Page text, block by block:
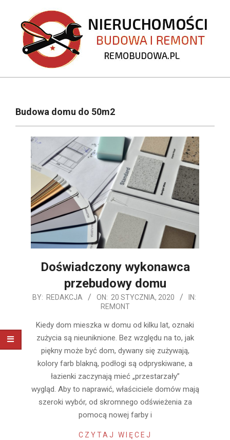
content
REMOBUDOWA.PL
NavigationBudowa domu do 50m2
Doświadczony wykonawca
przebudowy domu
2020-
20
BY: REDAKCJA ON: 20 STYCZNIA, 2020
IN:
REMONT
Kiedy dom mieszka w domu od kilku lat, oznaki
zużycia są nieuniknione. Bez względu na to, jak
piękny może być dom, dywany się zużywają,
kolory farb blakną, podłogi są odpryskiwane, a
łazienki zaczynają mieć „przestarzały”
wygląd. Aby to naprawić, właściciele domów mają
szeroki wybór, od skromnego odświeżenia za
pomocą nowej farby i
CZYTAJ WIĘCEJ